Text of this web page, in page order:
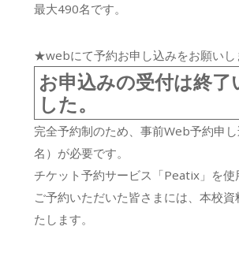
最大490名です。
★webにて予約お申し込みをお願いし
お申込みの受付は終了
した。
完全予約制のため、事前Web予約申
名）が必要です。
チケット予約サービス「Peatix」を使
ご予約いただいた皆さまには、本校
たします。